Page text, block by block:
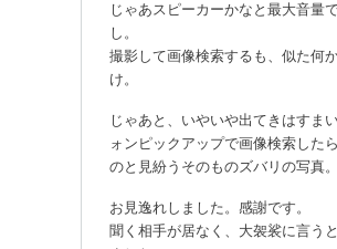
じゃあスピーカーかなと最大音量
し。
撮影して画像検索するも、似た何
け。
じゃあと、いやいや出てきはすま
ォンピックアップで画像検索した
のと見紛うそのものズバリの写真。
お見逸れしました。感謝です。
聞く相手が居なく、大袈裟に言う